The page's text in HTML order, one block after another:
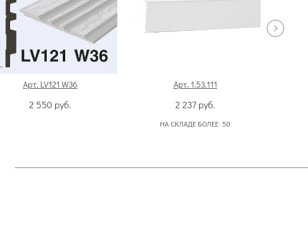
Арт. LV121 W36
2 550 руб.
Арт. 1.53.111
2 237руб.
НА СКЛАДЕ БОЛЕЕ: 50